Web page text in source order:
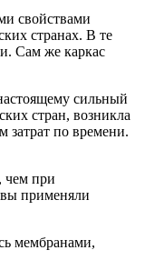
свойствами
странах. В те
Сам же каркас
сильный
стран, возникла
затрат по времени.
чем при
применяли
мембранами,